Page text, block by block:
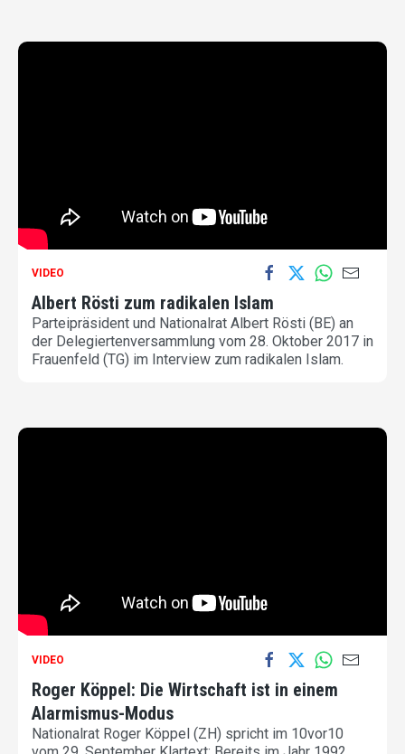
VIDEO
Albert Rösti zum radikalen Islam
Parteipräsident und Nationalrat Albert Rösti (BE) an
der Delegiertenversammlung vom 28. Oktober 2017 in
Frauenfeld (TG) im Interview zum radikalen Islam.
VIDEO
Roger Köppel: Die Wirtschaft ist in einem
Alarmismus-Modus
Nationalrat Roger Köppel (ZH) spricht im 10vor10